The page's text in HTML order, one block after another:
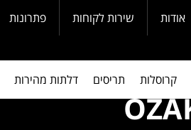
אודות שירות לקוחות פתרונות
קרוסלות תריסים דלתות מהירות